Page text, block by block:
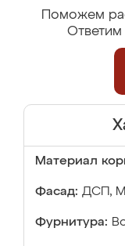
Поможем
Ответим
Материал
Фасад: ДСП,
Фурнитура: